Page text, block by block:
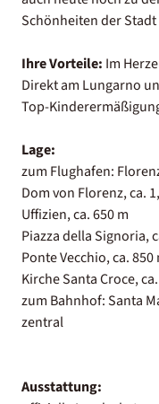
Schönheiten der
Ihre Vorteile: Im
Direkt am Lungarno
Top-
Lage:
zum Flughafen:
Dom von Florenz, ca.
Uffizien, ca. 650 m
Piazza della Signoria,
Ponte Vecchio, ca. 850
Kirche Santa Croce,
zum Bahnhof: Santa
zentral
Ausstattung: